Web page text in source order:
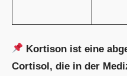
Kortison ist eine
Cortisol, die in der